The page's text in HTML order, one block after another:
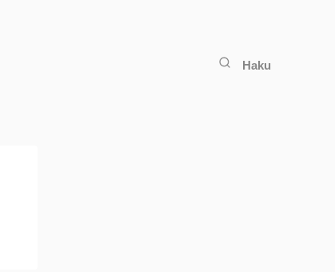
Haku